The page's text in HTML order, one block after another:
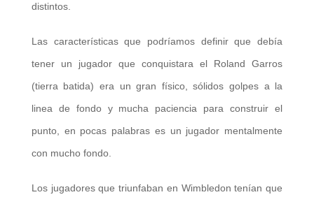
distintos.
Las características que podríamos definir que debía
tener un jugador que conquistara el Roland Garros
(tierra batida) era un gran físico, sólidos golpes a la
linea de fondo y mucha paciencia para construir el
punto, en pocas palabras es un jugador mentalmente
con mucho fondo.
Los jugadores que triunfaban en Wimbledon tenían que